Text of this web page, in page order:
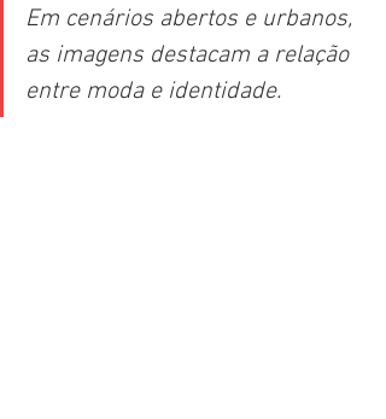
Em cenários abertos e urbanos,
as imagens destacam a relação
entre moda e identidade.